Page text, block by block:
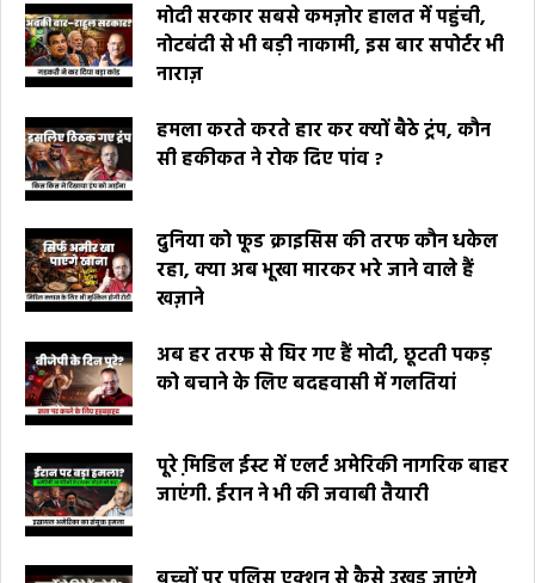
मोदी सरकार सबसे कमज़ोर हालत में पहुंची,
नोटबंदी से भी बड़ी नाकामी, इस बार सपोर्टर भी
नाराज़
हमला करते करते हार कर क्यों बैठे ट्रंप, कौन
सी हकीकत ने रोक दिए पांव ?
दुनिया को फूड क्राइसिस की तरफ कौन धकेल
रहा, क्या अब भूखा मारकर भरे जाने वाले हैं
खज़ाने
अब हर तरफ से घिर गए हैं मोदी, छूटती पकड़
को बचाने के लिए बदहवासी में गलतियां
पूरे मि़डिल ईस्ट में एलर्ट अमेरिकी नागरिक बाहर
जाएंगी. ईरान ने भी की जवाबी तैयारी